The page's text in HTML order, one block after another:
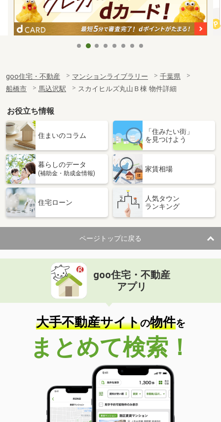
goo住宅・不動産 マンションライブラリー
千葉県
船橋市
馬込沢駅 スカイヒルズ丸山Ｂ棟 物件詳細
お役立ち情報
住まいのコラム
「住みたい街」
を見つけよう
暮らしのデータ
(補助金・助成金情報)
家賃相場
住宅ローン
人気タウン
ランキング
ページトップに戻る
goo住宅・不動産
アプリ
大手不動産サイトの物件を
まとめて検索！